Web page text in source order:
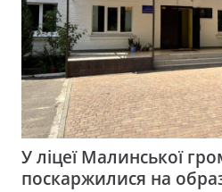
У ліцеї Малинської
поскаржилися на